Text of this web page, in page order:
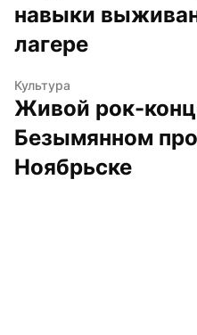
навыки
лагере
Культура
Живой рок-
Безымянном
Ноябрьске